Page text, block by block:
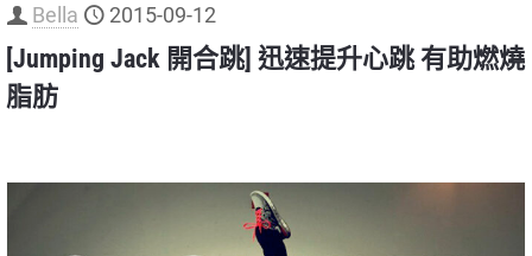
Bella 2015-09-12
[Jumping Jack 開合跳] 迅速提升心跳 有助燃燒
脂肪